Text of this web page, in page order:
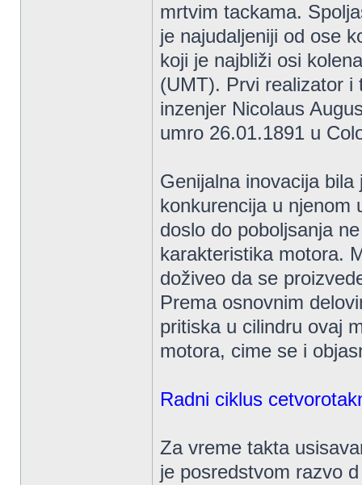
mrtvim tackama.
je najudaljeniji od ose
koji je najbliži osi
(UMT). Prvi realizator i
inzenjer Nicolaus
umro 26.01.1891 u
Genijalna inovacija
konkurencija u njenom
doslo do poboljsanja
karakteristika motora.
doživeo da se
Prema osnovnim
pritiska u cilindru ovaj
motora, cime se i
Radni ciklus
Za vreme takta
je posredstvom razvo